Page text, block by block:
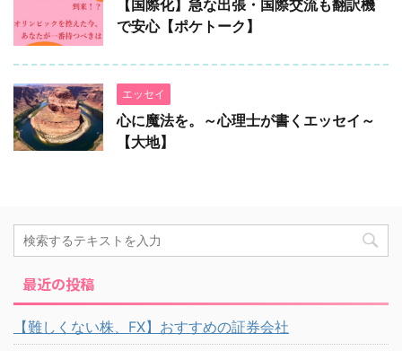
【国際化】急な出張・国際交流も翻訳機
で安心【ポケトーク】
エッセイ
心に魔法を。～心理士が書くエッセイ～
【大地】
最近の投稿
【難しくない株、FX】おすすめの証券会社